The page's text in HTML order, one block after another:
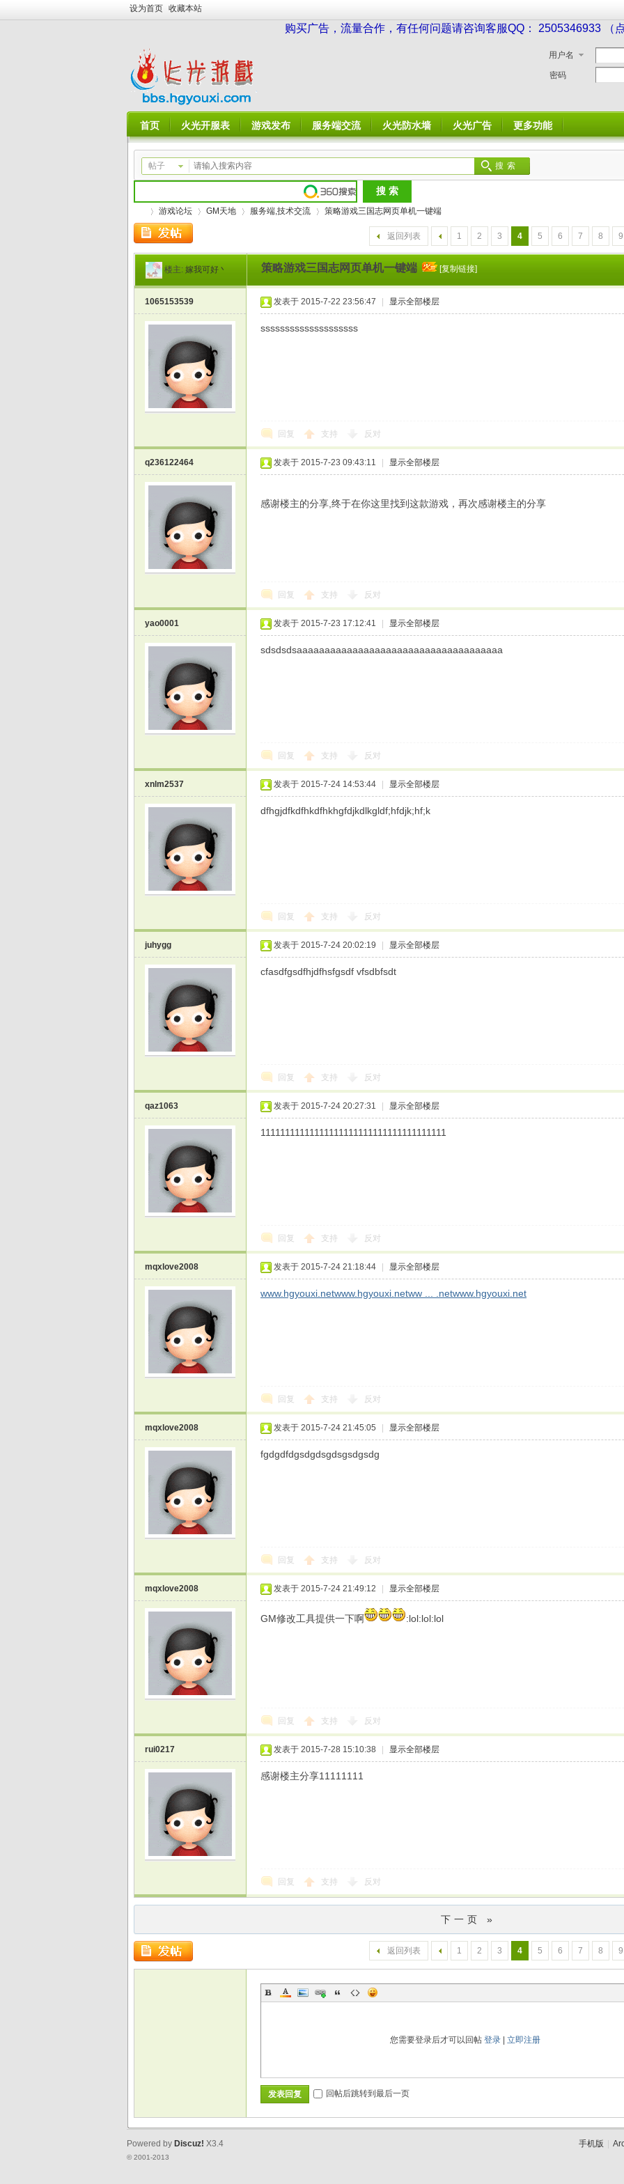
设为首页 收藏本站
购买广告，流量合作，有任何问题请咨询客服QQ： 2505346933 （
用户名
密码
首页 火光开服表 游戏发布 服务端交流 火光防水墙 火光广告 更多功能
帖子 搜索
»
游戏论坛
›
GM天地 服务端,技术交流
›
策略游戏三国志网页单机一键端
1 2 3 4 5 6 7 8 9
返回列表
楼主: 嫁我可好丶 策略游戏三国志网页单机一键端 [复制链接]
1065153539 发表于 2015-7-22 23:56:47 显示全部楼层
ssssssssssssssssssss
回复 支持 反对
q236122464 发表于 2015-7-23 09:43:11 显示全部楼层
感谢楼主的分享,终于在你这里找到这款游戏，再次感谢楼主的分享
回复 支持 反对
yao0001 发表于 2015-7-23 17:12:41 显示全部楼层
sdsdsdsaaaaaaaaaaaaaaaaaaaaaaaaaaaaaaaaaaaaa
回复 支持 反对
xnlm2537 发表于 2015-7-24 14:53:44 显示全部楼层
dfhgjdfkdfhkdfhkhgfdjkdlkgldf;hfdjk;hf;k
回复 支持 反对
juhygg 发表于 2015-7-24 20:02:19 显示全部楼层
cfasdfgsdfhjdfhsfgsdf vfsdbfsdt
回复 支持 反对
qaz1063 发表于 2015-7-24 20:27:31 显示全部楼层
11111111111111111111111111111111111111
回复 支持 反对
mqxlove2008 发表于 2015-7-24 21:18:44 显示全部楼层
www.hgyouxi.netwww.hgyouxi.netww ... .netwww.hgyouxi.net
回复 支持 反对
mqxlove2008 发表于 2015-7-24 21:45:05 显示全部楼层
fgdgdfdgsdgdsgdsgsdgsdg
回复 支持 反对
mqxlove2008 发表于 2015-7-24 21:49:12 显示全部楼层
GM修改工具提供一下啊 :lol:lol:lol
回复 支持 反对
rui0217 发表于 2015-7-28 15:10:38 显示全部楼层
感谢楼主分享11111111
回复 支持 反对
下一页 »
1 2 3 4 5 6 7 8 9
返回列表
您需要登录后才可以回帖 登录| 立即注册
发表回复 回帖后跳转到最后一页
手机版
Powered by Discuz! X3.4
© 2001-2013